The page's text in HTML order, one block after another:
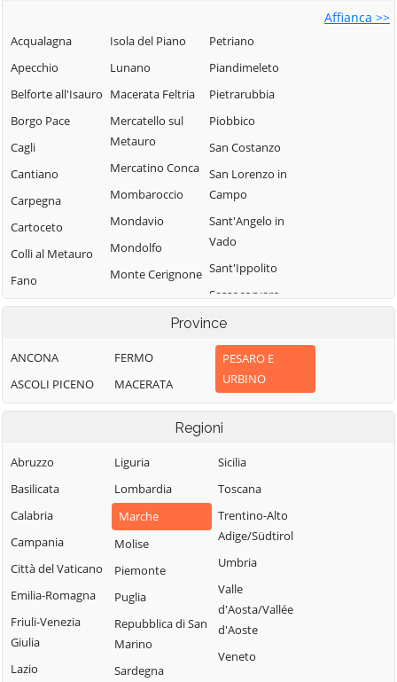
Affianca >>
Acqualagna
Apecchio
Belforte all'Isauro
Borgo Pace
Cagli
Cantiano
Carpegna
Cartoceto
Colli al Metauro
Fano
Fermignano
Fratte Rosa
Frontino
Frontone
Gradara
Isola del Piano
Lunano
Macerata Feltria
Mercatello sul
Metauro
Mercatino Conca
Mombaroccio
Mondavio
Mondolfo
Monte Cerignone
Monte Grimano
Montefelcino
Peglio
Pergola
Pesaro
Petriano
Piandimeleto
Pietrarubbia
Piobbico
San Costanzo
San Lorenzo in
Campo
Sant'Angelo in
Vado
Sant'Ippolito
Sassocorvaro
Serra
Sant'Abbondio
Tavoleto
Tavullia
Urbania
Urbino
Vallefoglia
Province
ANCONA
ASCOLI PICENO
FERMO
MACERATA
PESARO E
URBINO
Regioni
Abruzzo
Basilicata
Calabria
Campania
Città del Vaticano
Emilia-Romagna
Friuli-Venezia
Giulia
Lazio
Liguria
Lombardia
Marche
Molise
Piemonte
Puglia
Repubblica di San
Marino
Sardegna
Sicilia
Toscana
Trentino-Alto
Adige/Südtirol
Umbria
Valle
d'Aosta/Vallée
d'Aoste
Veneto